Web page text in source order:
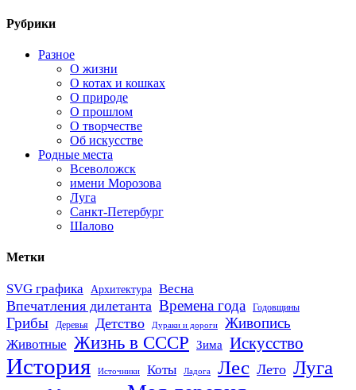
Рубрики
Разное
О жизни
О котах и кошках
О природе
О прошлом
О творчестве
Об искусстве
Родные места
Всеволожск
имени Морозова
Луга
Санкт-Петербург
Шалово
Метки
SVG графика Архитектура Весна
Впечатления дилетанта Времена года Годовщины
Грибы Деревья Детство Дураки и дороги Живопись
Животные Жизнь в СССР Зима Искусство
История Источники Коты Ладога Лес Лето Луга